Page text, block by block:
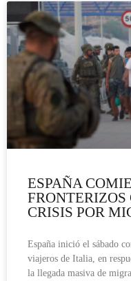
ESPAÑA
CRISIS POR
España inició el sábado
viajeros de Italia, en
la llegada masiva de